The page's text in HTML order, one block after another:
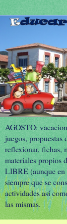
AGOSTO:
juegos, propuestas
reflexionar, fichas,
materiales propios
LIBRE (aunque en
siempre que se
actividades así
las mismas.